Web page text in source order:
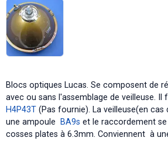
Blocs optiques Lucas. Se composent de
avec ou sans l'assemblage de veilleuse. Il
H4P43T(Pas fournie). La veilleuse(en cas
une ampoule
BA9s et le raccordement
cosses plates à 6.3mm. Conviennent à